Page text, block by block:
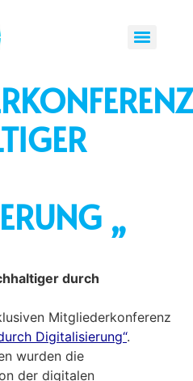
„
durch
Mitgliederkonferenz
Digitalisierung“.
wurden die
der digitalen